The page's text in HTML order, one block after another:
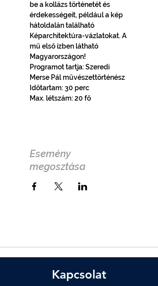
be a kollázs történetét és
érdekességeit, például a kép
hátoldalán található
Képarchitektúra-vázlatokat. A
mű első ízben látható
Magyarországon!
Programot tartja: Szeredi
Merse Pál művészettörténész
Időtartam: 30 perc
Max. létszám: 20 fő
Esemény
megosztása
Kapcsolat